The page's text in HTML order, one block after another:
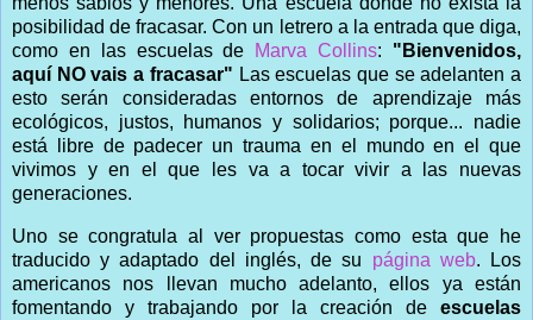
posibilidad de fracasar. Con un letrero a la entrada que diga,
como en las escuelas de
Marva Collins: "Bienvenidos,
aquí NO vais a fracasar" Las escuelas que se adelanten a
esto serán consideradas entornos de aprendizaje más
ecológicos, justos, humanos y solidarios; porque... nadie
está libre de padecer un trauma en el mundo en el que
vivimos y en el que les va a tocar vivir a las nuevas
generaciones.
Uno se congratula al ver propuestas como esta que he
traducido y adaptado del inglés, de su página web. Los
americanos nos llevan mucho adelanto, ellos ya están
fomentando y trabajando por la creación de escuelas